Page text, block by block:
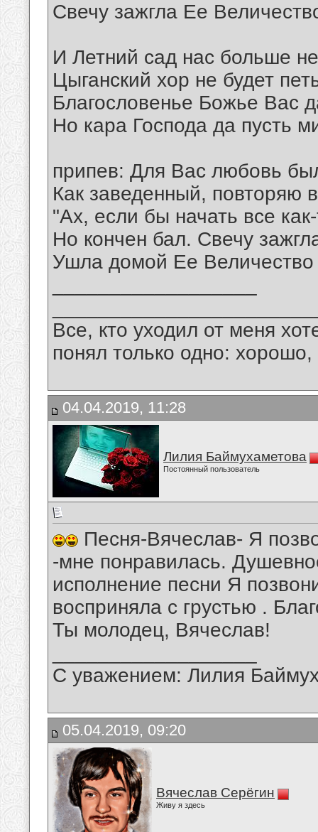
Свечу зажгла Ее
И Летний сад нас больше
Цыганский хор не будет
Благословенье Божье Вас
Но кара Господа да пусть
припев: Для Вас любовь
Как заведенный, повторяю
"Ах, если бы начать все
Но кончен бал. Свечу
Ушла домой Ее
Все, кто уходил от меня
понял только одно:
04.04.2019, 11:28
Лилия Баймухаметова
Постоянный пользователь
Песня-Вячеслав- Я
-мне понравилась.
исполнение песни Я
восприняла с грустью .
Ты молодец, Вячеслав!
С уважением: Лилия
05.04.2019, 09:20
Вячеслав Серёгин
Живу я здесь